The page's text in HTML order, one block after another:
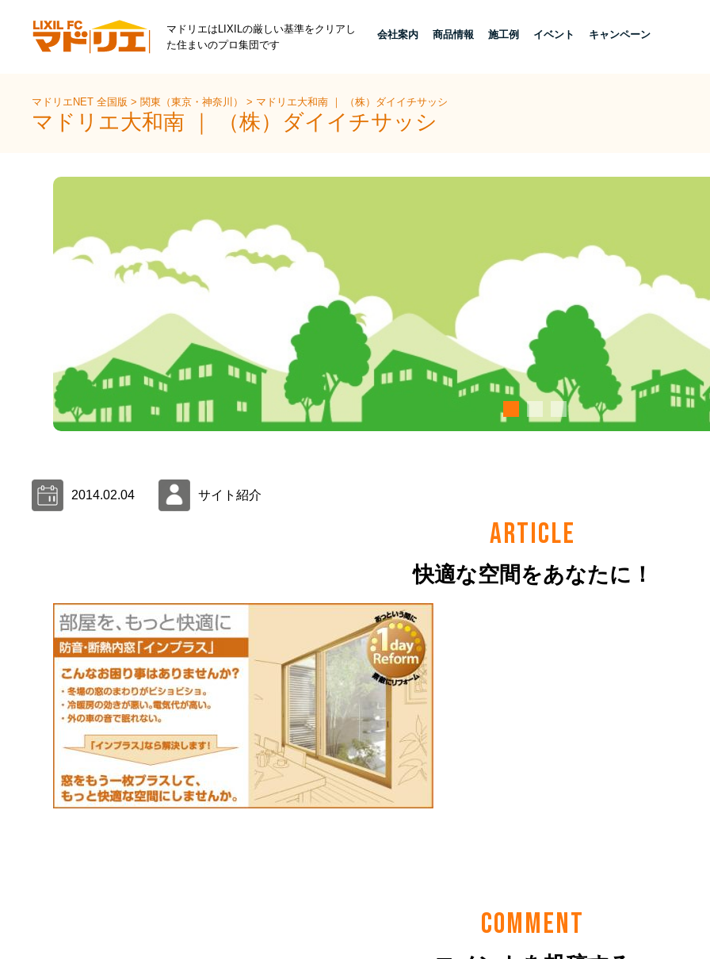
マドリエはLIXILの厳しい基準をクリアし
た住まいのプロ集団です
会社案内 商品情報 施工例 イベント キャンペーン
マドリエNET 全国版>関東（東京・神奈川）> マドリエ大和南 ｜ （株）ダイイチサッシ
マドリエ大和南 ｜ （株）ダイイチサッシ
2014.02.04 サイト紹介
ARTICLE
快適な空間をあなたに！
COMMENT